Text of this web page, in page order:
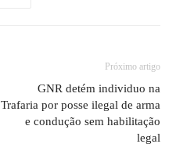
Próximo artigo
GNR detém individuo na
Trafaria por posse ilegal de arma
e condução sem habilitação
legal